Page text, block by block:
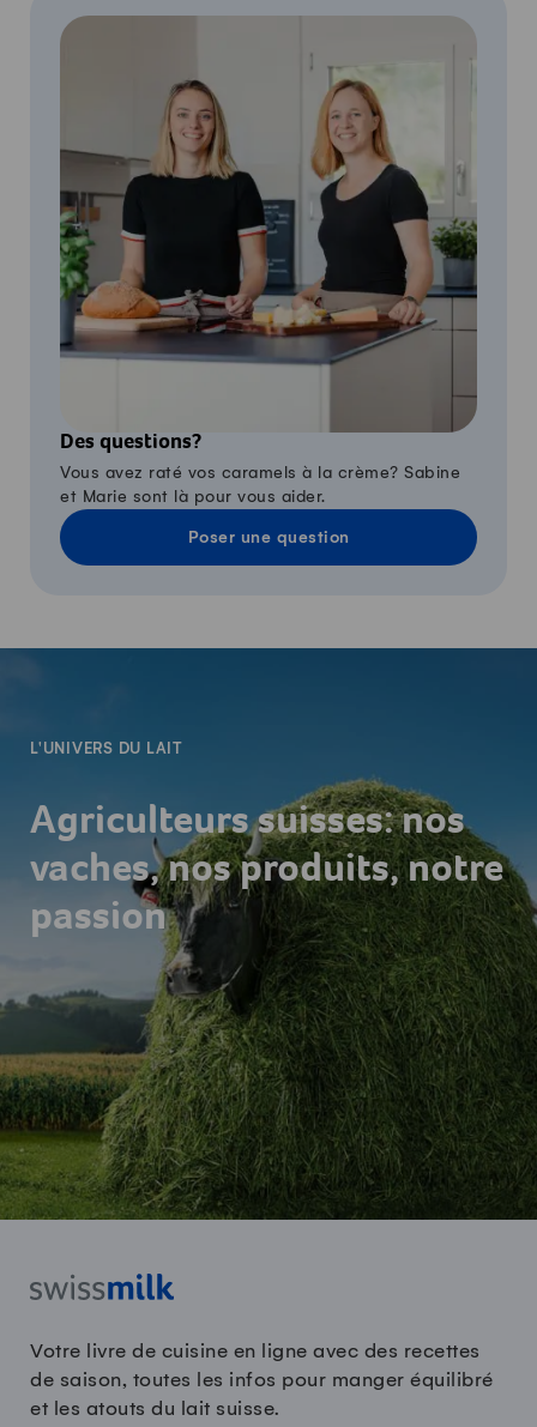
Des questions?
Vous avez raté vos caramels à la crème? Sabine
et Marie sont là pour vous aider.
Poser une question
L'UNIVERS DU LAIT
Agriculteurs suisses: nos
vaches, nos produits, notre
passion
Votre livre de cuisine en ligne avec des recettes
de saison, toutes les infos pour manger équilibré
et les atouts du lait suisse.